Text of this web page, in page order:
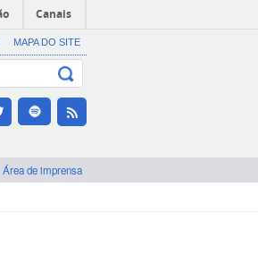
Canais
MAPA DO SITE
Área de imprensa